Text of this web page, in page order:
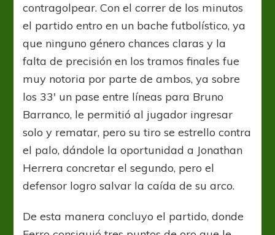
contragolpear. Con el correr de los minutos
el partido entro en un bache futbolístico, ya
que ninguno género chances claras y la
falta de precisión en los tramos finales fue
muy notoria por parte de ambos, ya sobre
los 33′ un pase entre líneas para Bruno
Barranco, le permitió al jugador ingresar
solo y rematar, pero su tiro se estrello contra
el palo, dándole la oportunidad a Jonathan
Herrera concretar el segundo, pero el
defensor logro salvar la caída de su arco.
De esta manera concluyo el partido, donde